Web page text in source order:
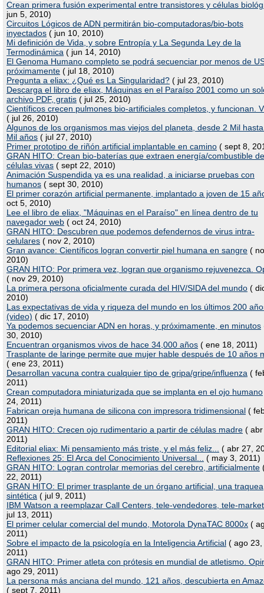
Crean primera fusión experimental entre transistores y células
jun 5, 2010)
Circuitos Lógicos de ADN permitirán bio-computadoras/bio-bots
inyectados ( jun 10, 2010)
Mi definición de Vida, y sobre Entropía y La Segunda Ley de la
Termodinámica ( jun 14, 2010)
El Genoma Humano completo se podrá secuenciar por menos de
próximamente ( jul 18, 2010)
Pregunta a eliax: ¿Qué es La Singularidad? ( jul 23, 2010)
Descarga el libro de eliax, Máquinas en el Paraíso 2001 como un
archivo PDF, gratis ( jul 25, 2010)
Científicos crecen pulmones bio-artificiales completos, y funcionan.
( jul 26, 2010)
Algunos de los organismos mas viejos del planeta, desde 2 Mil
Mil años ( jul 27, 2010)
Primer prototipo de riñón artificial implantable en camino ( sept 8,
GRAN HITO: Crean bio-baterías que extraen energía/combustible de
células vivas ( sept 22, 2010)
Animación Suspendida ya es una realidad, a iniciarse pruebas con
humanos ( sept 30, 2010)
El primer corazón artificial permanente, implantado a joven de 15
oct 5, 2010)
Lee el libro de eliax, "Máquinas en el Paraíso" en línea dentro de tu
navegador web ( oct 24, 2010)
GRAN HITO: Descubren que podemos defendernos de virus intra-
celulares ( nov 2, 2010)
Gran avance: Científicos logran convertir piel humana en sangre (
2010)
GRAN HITO: Por primera vez, logran que organismo rejuvenezca.
( nov 29, 2010)
La primera persona oficialmente curada del HIV/SIDA del mundo (
2010)
Las expectativas de vida y riqueza del mundo en los últimos 200
(video) ( dic 17, 2010)
Ya podemos secuenciar ADN en horas, y próximamente, en minutos
30, 2010)
Encuentran organismos vivos de hace 34,000 años ( ene 18, 2011)
Trasplante de laringe permite que mujer hable después de 10 años
( ene 23, 2011)
Desarrollan vacuna contra cualquier tipo de gripa/gripe/influenza (
2011)
Crean computadora miniaturizada que se implanta en el ojo humano
24, 2011)
Fabrican oreja humana de silicona con impresora tridimensional (
2011)
GRAN HITO: Crecen ojo rudimentario a partir de células madre (
2011)
Editorial eliax: Mi pensamiento más triste, y el más feliz...
( abr 27,
Reflexiones 25: El Arca del Conocimiento Universal...
( may 3, 2011)
GRAN HITO: Logran controlar memorias del cerebro, artificialmente
22, 2011)
GRAN HITO: El primer trasplante de un órgano artificial, una traquea
sintética ( jul 9, 2011)
IBM Watson a reemplazar Call Centers, tele-vendedores, tele-
jul 13, 2011)
El primer celular comercial del mundo, Motorola DynaTAC 8000x (
2011)
Sobre el impacto de la psicología en la Inteligencia Artificial ( ago 23,
2011)
GRAN HITO: Primer atleta con prótesis en mundial de atletismo.
ago 29, 2011)
La persona más anciana del mundo, 121 años, descubierta en
( sept 7, 2011)